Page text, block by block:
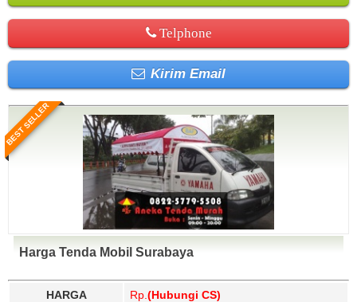
Telphone
Kirim Email
BEST SELLER
Harga Tenda Mobil Surabaya
HARGA Rp. (Hubungi CS)